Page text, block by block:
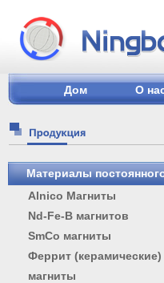
Дом О
Alnico Магниты
Nd-Fe-B магнитов
SmCo магниты
Феррит (керамические)
магниты